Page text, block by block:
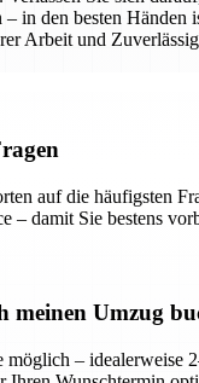
in den besten Händen
Arbeit und
auf die häufigsten
– damit Sie bestens
meinen Umzug
möglich – idealerweise